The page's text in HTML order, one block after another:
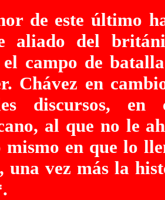
de este último
aliado del
el campo de
Chávez en
discursos,
al que no le
mismo en que lo
una vez más la